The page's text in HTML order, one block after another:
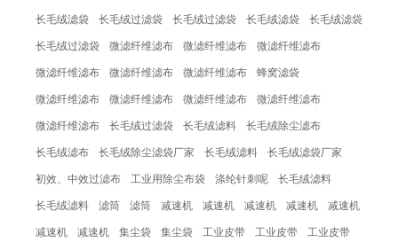
长毛绒滤袋 长毛绒过滤袋 长毛绒过滤袋 长毛绒滤袋 长毛绒滤袋
长毛绒过滤袋 微滤纤维滤布 微滤纤维滤布 微滤纤维滤布
微滤纤维滤布 微滤纤维滤布 微滤纤维滤布 蜂窝滤袋
微滤纤维滤布 微滤纤维滤布 微滤纤维滤布 微滤纤维滤布
微滤纤维滤布 长毛绒过滤袋 长毛绒滤料 长毛绒除尘滤布
长毛绒滤布 长毛绒除尘滤袋厂家 长毛绒滤料 长毛绒滤袋厂家
初效、中效过滤布 工业用除尘布袋 涤纶针刺呢 长毛绒滤料
长毛绒滤料 滤筒 滤筒 减速机 减速机 减速机 减速机 减速机
减速机 减速机 集尘袋 集尘袋 工业皮带 工业皮带 工业皮带